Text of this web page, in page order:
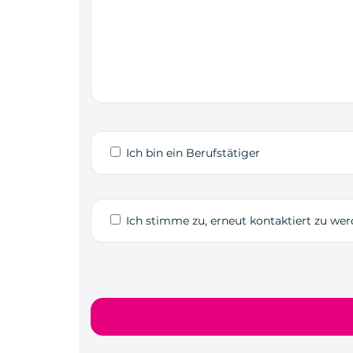
Ich bin ein Berufstätiger
Ich stimme zu, erneut kontaktiert zu